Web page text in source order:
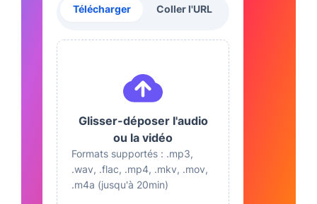
AI Son Goku (Dragon Ball Z)
AI Peter Griffin
Anime & Dessin animé
AI Yoda
Film et TV séries
Télécharger Coller l'URL
Glisser-déposer l'audio
ou la vidéo
Formats supportés : .mp3,
.wav, .flac, .mp4, .mkv, .mov,
.m4a (jusqu'à 20min)